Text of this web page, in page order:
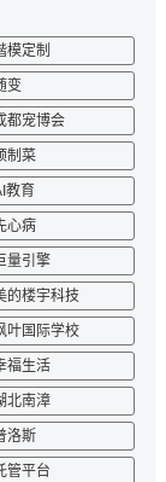
模定制
变
都宠博会
制菜
教育
心病
量引擎
的楼宇科技
叶国际学校
福生活
北南漳
洛斯
管平台